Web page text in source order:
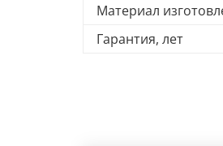
Материал
Гарантия, лет